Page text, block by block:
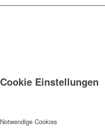
Cookie Einstellungen
Notwendige Cookies